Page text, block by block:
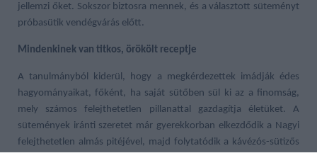
jellemzi őket. Sokszor biztosra mennek, és a választott süteményt
próbasütik vendégvárás előtt.
Mindenkinek van titkos, örökölt receptje
A tanulmányból kiderül, hogy a megkérdezettek imádják édes
hagyományaikat, főként, ha saját sütőben sül ki az a finomság,
mely számos felejthetetlen pillanattal gazdagítja életüket. A
sütemények iránti szeretet már gyerekkorban elkezdődik a Nagyi
felejthetetlen almás pitéjével, majd folytatódik a kávézós-sütizős